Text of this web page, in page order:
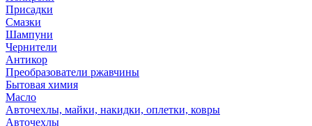
Присадки
Смазки
Шампуни
Чернители
Антикор
Преобразователи ржавчины
Бытовая химия
Масло
Авточехлы, майки, накидки, оплетки, ковры
Авточехлы